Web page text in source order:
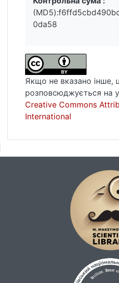
точки входу
середовище.
програмної складової
компанії ESRI з рівнем
Enterprise та класом
Advanced.
0da58
Якщо не вказано інше,
розповсюджується на
Creative Commons
International